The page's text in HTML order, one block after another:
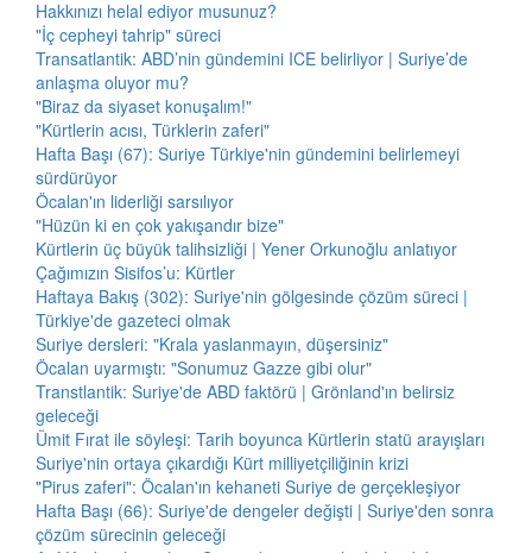
Hakkınızı helal ediyor musunuz?
"İç cepheyi tahrip" süreci
Transatlantik: ABD’nin gündemini ICE belirliyor | Suriye’de
anlaşma oluyor mu?
"Biraz da siyaset konuşalım!"
"Kürtlerin acısı, Türklerin zaferi"
Hafta Başı (67): Suriye Türkiye'nin gündemini belirlemeyi
sürdürüyor
Öcalan'ın liderliği sarsılıyor
"Hüzün ki en çok yakışandır bize"
Kürtlerin üç büyük talihsizliği | Yener Orkunoğlu anlatıyor
Çağımızın Sisifos’u: Kürtler
Haftaya Bakış (302): Suriye'nin gölgesinde çözüm süreci |
Türkiye'de gazeteci olmak
Suriye dersleri: "Krala yaslanmayın, düşersiniz"
Öcalan uyarmıştı: "Sonumuz Gazze gibi olur"
Transtlantik: Suriye'de ABD faktörü | Grönland'ın belirsiz
geleceği
Ümit Fırat ile söyleşi: Tarih boyunca Kürtlerin statü arayışları
Suriye'nin ortaya çıkardığı Kürt milliyetçiliğinin krizi
"Pirus zaferi": Öcalan'ın kehaneti Suriye de gerçekleşiyor
Hafta Başı (66): Suriye'de dengeler değişti | Suriye'den sonra
çözüm sürecinin geleceği